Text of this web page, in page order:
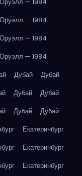
— 1984
— 1984
— 1984
Дубай
Дубай
Дубай
Дубай
Дубай
Дубай
Екатеринбург
Екатеринбург
Екатеринбург